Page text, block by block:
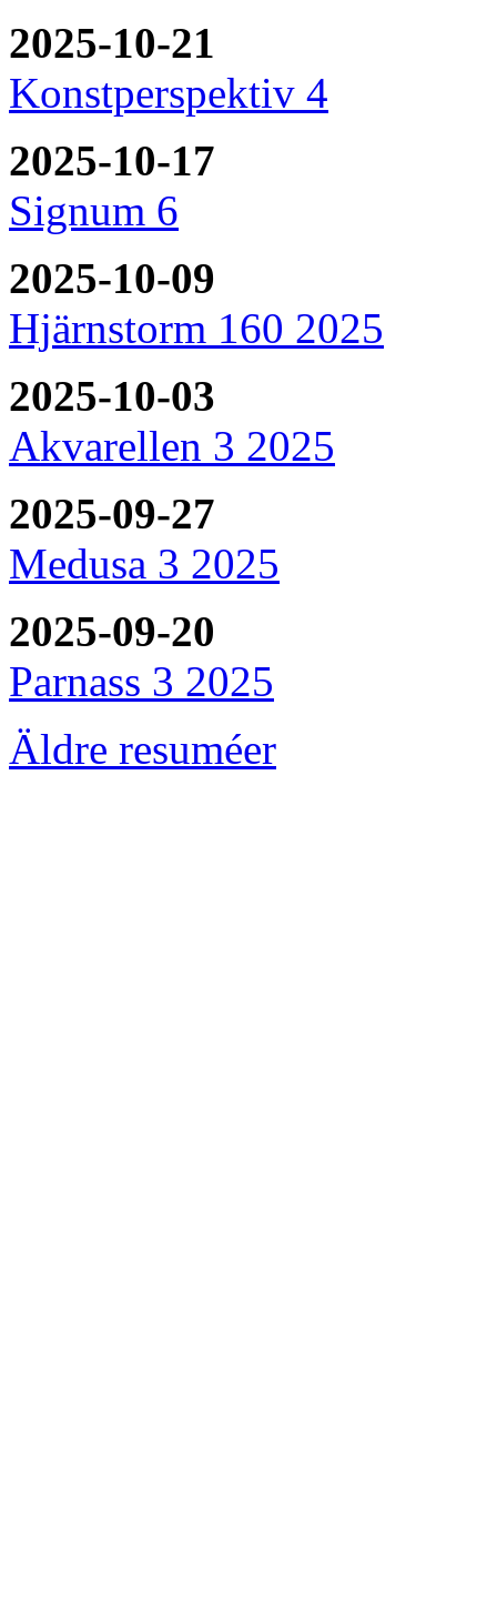
2025-10-21
Konstperspektiv 4
2025-10-17
Signum 6
2025-10-09
Hjärnstorm 160 2025
2025-10-03
Akvarellen 3 2025
2025-09-27
Medusa 3 2025
2025-09-20
Parnass 3 2025
Äldre resuméer